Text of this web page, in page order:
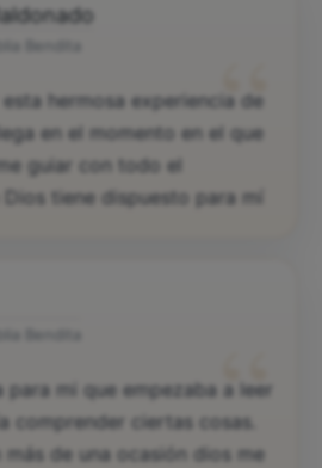
“
esta hermosa experiencia de
en el momento en el que
guiar con todo el
tiene dispuesto para mí
“
para mi que empezaba a leer
comprender ciertas cosas.
más de una ocasión dios me